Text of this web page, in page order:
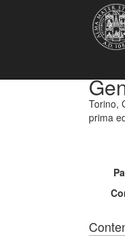
Torino,
prima